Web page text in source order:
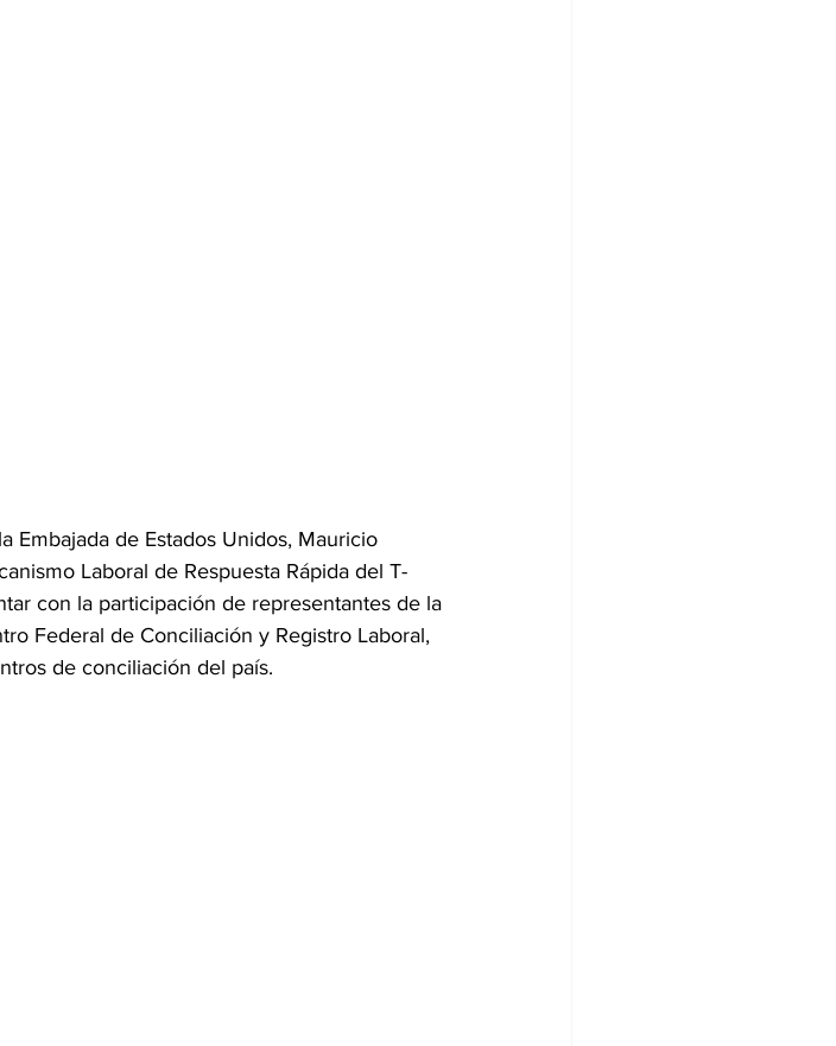
Embajada de Estados Unidos, Mauricio
Laboral de Respuesta Rápida del T-
con la participación de representantes de la
Federal de Conciliación y Registro Laboral,
de conciliación del país.